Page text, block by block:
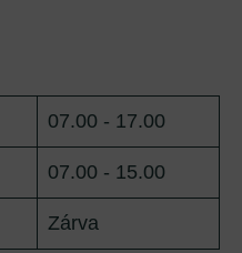
07.00 - 17.00
07.00 - 15.00
Zárva